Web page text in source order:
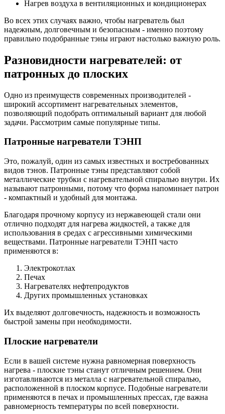
Нагрев воздуха в вентиляционных и кондиционерах
Во всех этих случаях важно, чтобы нагреватель был
надежным, долговечным и безопасным - именно поэтому
правильно подобранные тэны играют настолько важную роль.
Разновидности нагревателей: от
патронных до плоских
Одно из преимуществ современных производителей -
широкий ассортимент нагревательных элементов,
позволяющий подобрать оптимальный вариант для любой
задачи. Рассмотрим самые популярные типы.
Патронные нагреватели ТЭНП
Это, пожалуй, один из самых известных и востребованных
видов тэнов. Патронные тэны представляют собой
металлические трубки с нагревательной спиралью внутри. Их
называют патронными, потому что форма напоминает патрон
- компактный и удобный для монтажа.
Благодаря прочному корпусу из нержавеющей стали они
отлично подходят для нагрева жидкостей, а также для
использования в средах с агрессивными химическими
веществами. Патронные нагреватели ТЭНП часто
применяются в:
Электрокотлах
Печах
Нагревателях нефтепродуктов
Других промышленных установках
Их выделяют долговечность, надежность и возможность
быстрой замены при необходимости.
Плоские нагреватели
Если в вашей системе нужна равномерная поверхность
нагрева - плоские тэны станут отличным решением. Они
изготавливаются из металла с нагревательной спиралью,
расположенной в плоском корпусе. Подобные нагреватели
применяются в печах и промышленных прессах, где важна
равномерность температуры по всей поверхности.